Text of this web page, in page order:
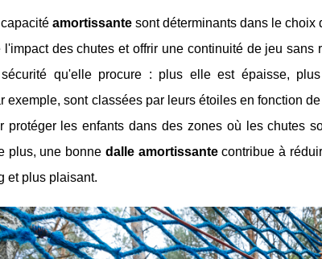
amortissante sont déterminants dans le choix
l'impact des chutes et offrir une continuité de jeu
qu'elle procure : plus elle est épaisse,
exemple, sont classées par leurs étoiles en fonction
protéger les enfants dans des zones où les chutes
plus, une bonne dalle amortissantecontribue à
et plus plaisant.